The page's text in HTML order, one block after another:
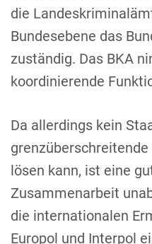
die
Bundesebene das
zuständig. Das BKA
koordinierende
Da allerdings kein
lösen kann, ist eine
Zusammenarbeit
die internationalen
Europol und Interpol